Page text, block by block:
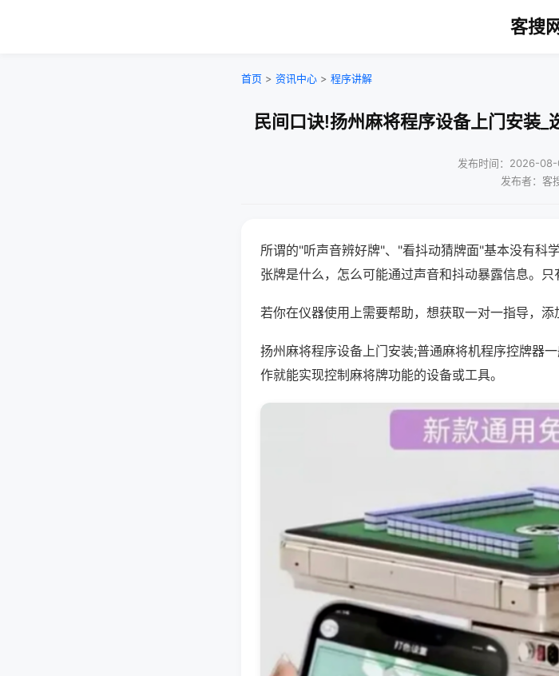
客搜
首页 > 资讯中心 > 程序讲解
民间口诀!扬州麻将程序设备上门安装
发布时间：2026-08-
发布者：客
所谓的"听声音辨好牌"、"看抖动猜牌面"基本没有科
张牌是什么，怎么可能通过声音和抖动暴露信息。只
若你在仪器使用上需要帮助，想获取一对一指导，
扬州麻将程序设备上门安装;普通麻将机程序控牌器
作就能实现控制麻将牌功能的设备或工具。